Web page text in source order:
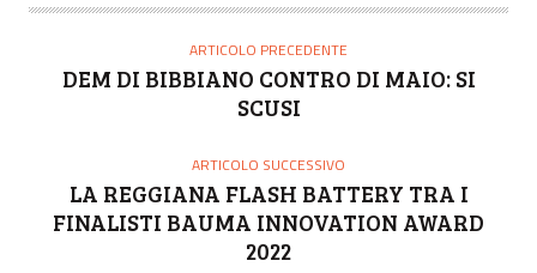
T
ARTICOLO PRECEDENTE
DEM DI BIBBIANO CONTRO DI MAIO: SI
SCUSI
ARTICOLO SUCCESSIVO
LA REGGIANA FLASH BATTERY TRA I
FINALISTI BAUMA INNOVATION AWARD
2022